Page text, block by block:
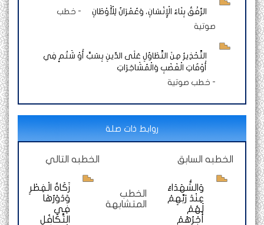
الرِّفْقُ بِنَاءُ الْإِنْسَانِ، وَعُمْرَانٌ لِلْأَوْطَانِ - خطب
صوتية
التَّحْذِيرُ مِنَ التَّطَاوُلِ عَلَى الدِّينِ بِسَبٍّ أَوْ شَتْمٍ فِي
أَوْقَاتِ الْغَضَبِ وَالْمُشَاجَرَاتِ
- خطب صوتية
روابط ذات صلة
الخطبه السابق
وَالشُّهَدَاءُ
عِنْدَ رَبِّهِمْ
لَهُمْ
أَجْرُهُمْ
الخطب
المتشابهة
الخطبه التالي
زَكَاةُ الْفِطْرِ
وَدَوْرُهَا
فِي
التَّكَافُلِ